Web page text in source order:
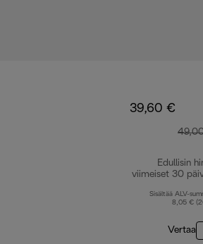
39,60 €
Edullisin
viimeiset 30
Sisältää ALV-
8,05 €
Vertaa